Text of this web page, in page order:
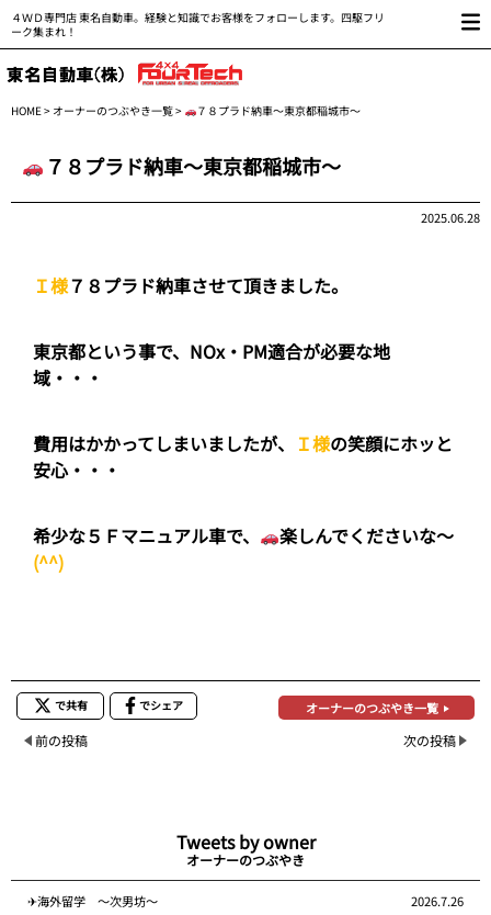
４ＷＤ専門店 東名自動車。経験と知識でお客様をフォローします。四駆フリ
ーク集まれ！
HOME> オーナーのつぶやき一覧> ７８プラド納車～東京都稲城市～
７８プラド納車～東京都稲城市～
2025.06.28
Ｉ様７８プラド納車させて頂きました。
東京都という事で、NOx・PM適合が必要な地
域・・・
費用はかかってしまいましたが、 Ｉ様の笑顔にホッと
安心・・・
希少な５Ｆマニュアル車で、
楽しんでくださいな～
(^^)
で共有 でシェア オーナーのつぶやき一覧
前の投稿 次の投稿
Tweets by owner
オーナーのつぶやき
✈海外留学 ～次男坊～ 2026.7.26